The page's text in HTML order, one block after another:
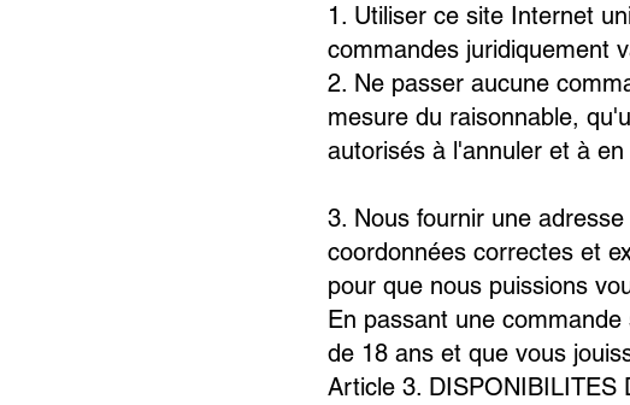
1. Utiliser ce site Internet
commandes juridiquement
2. Ne passer aucune
mesure du raisonnable,
autorisés à l'annuler et à
3. Nous fournir une
coordonnées correctes et
pour que nous puissions
En passant une
de 18 ans et que vous
Article 3. DISPONIBILITES